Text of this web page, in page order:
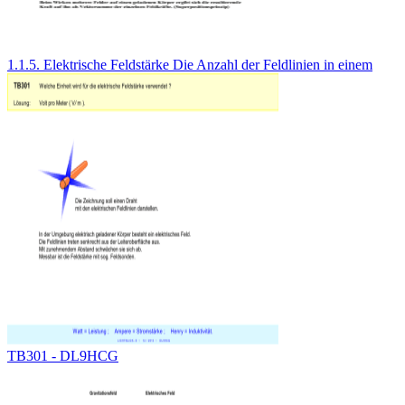
1.1.5. Elektrische Feldstärke Die Anzahl der Feldlinien in einem
TB301 - DL9HCG